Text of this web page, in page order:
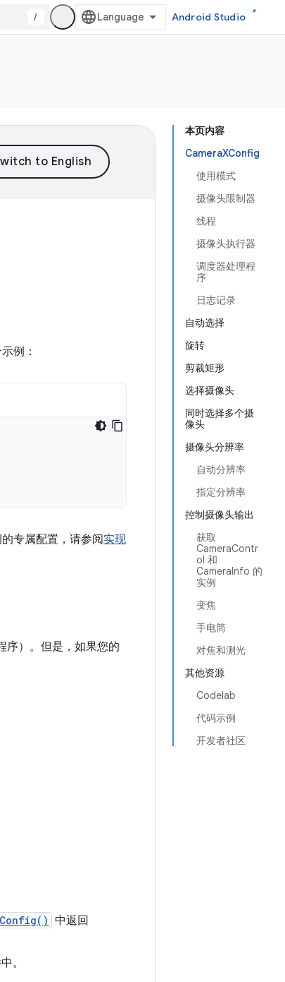
/ Android Studio
本页内容
CameraXConfig
使用模式
摄像头限制器
线程
摄像头执行器
调度器处理程
序
日志记录
自动选择
旋转
剪裁矩形
选择摄像头
同时选择多个摄
像头
摄像头分辨率
自动分辨率
指定分辨率
控制摄像头输出
获取
CameraContr
ol 和
CameraInfo 的
实例
变焦
手电筒
对焦和测光
其他资源
Codelab
代码示例
开发者社区
例：
专属配置，请参阅实现
序）。但是，如果您的
中返回
。